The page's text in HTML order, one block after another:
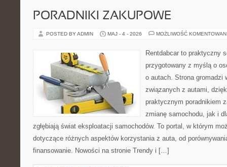
PORADNIKI ZAKUPOWE
POSTED BY ADMIN MAJ - 4 - 2026 MOŻLIWOŚĆ
Rentdabcar to praktyczny
przygotowany z myślą o
o autach. Strona gromadzi
związanych z autami,
praktycznym poradnikiem
zmianę samochodu, jak i
zgłębiają świat eksploatacji samochodów. To portal, w którym
dotyczące różnych aspektów korzystania z auta, od
finansowanie. Nowości na stronie Trendy i […]